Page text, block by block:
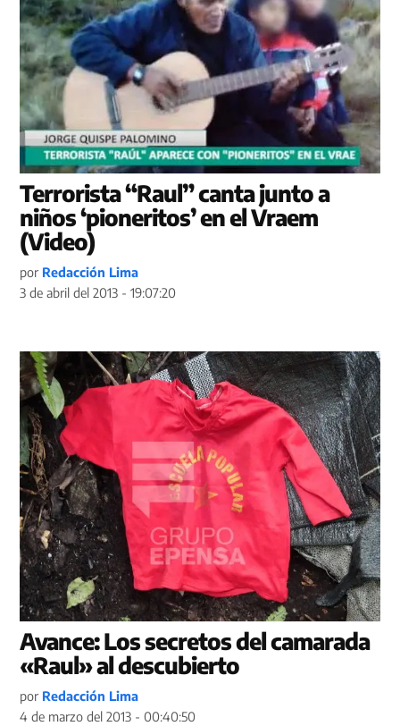
Terrorista “Raul” canta junto a
niños ‘pioneritos’ en el Vraem
(Video)
por Redacción Lima
3 de abril del 2013 - 19:07:20
Avance: Los secretos del camarada
«Raul» al descubierto
por Redacción Lima
4 de marzo del 2013 - 00:40:50